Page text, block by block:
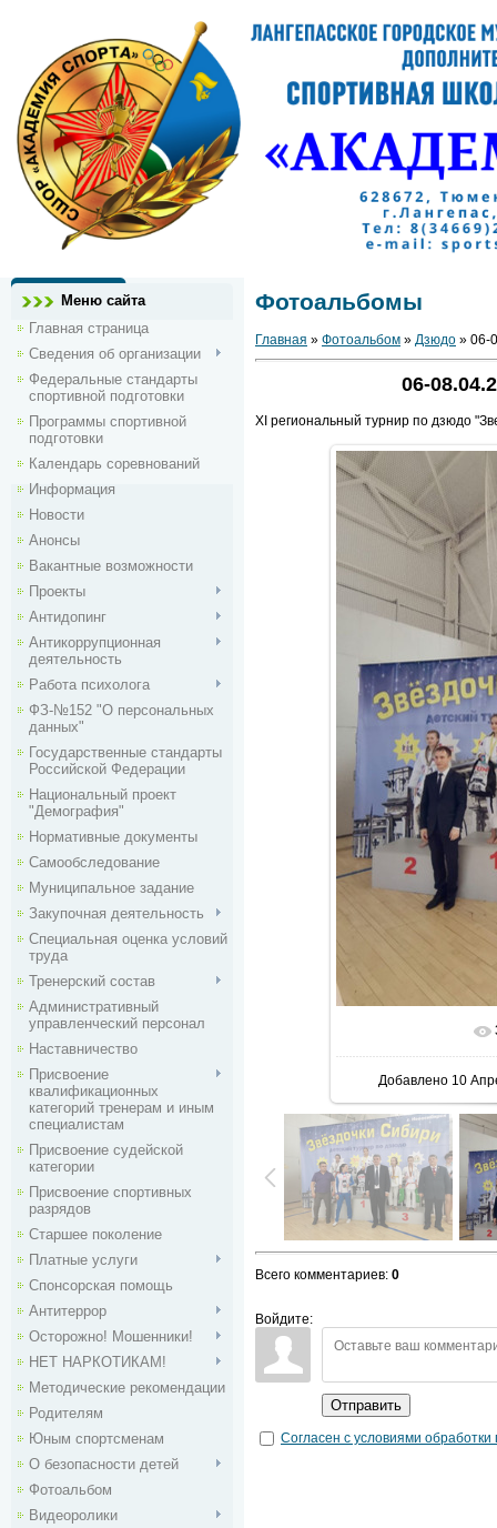
Меню сайта
Главная страница
Сведения об организации
Федеральные стандарты
спортивной подготовки
Программы спортивной
подготовки
Календарь соревнований
Информация
Новости
Анонсы
Вакантные возможности
Проекты
Антидопинг
Антикоррупционная
деятельность
Работа психолога
ФЗ-№152 "О персональных
данных"
Государственные стандарты
Российской Федерации
Национальный проект
"Демография"
Нормативные документы
Самообследование
Муниципальное задание
Закупочная деятельность
Специальная оценка условий
труда
Тренерский состав
Административный
управленческий персонал
Наставничество
Присвоение
квалификационных
категорий тренерам и иным
специалистам
Присвоение судейской
категории
Присвоение спортивных
разрядов
Старшее поколение
Платные услуги
Спонсорская помощь
Антитеррор
Осторожно! Мошенники!
НЕТ НАРКОТИКАМ!
Методические рекомендации
Родителям
Юным спортсменам
О безопасности детей
Фотоальбом
Видеоролики
Фотоальбомы
Главная » Фотоальбом » Дзюдо » 06-
06-
XI региональный турнир по дзюдо
В
Добавлено 10
Всего комментариев: 0
Войдите:
Отправить
Согласен с условиями